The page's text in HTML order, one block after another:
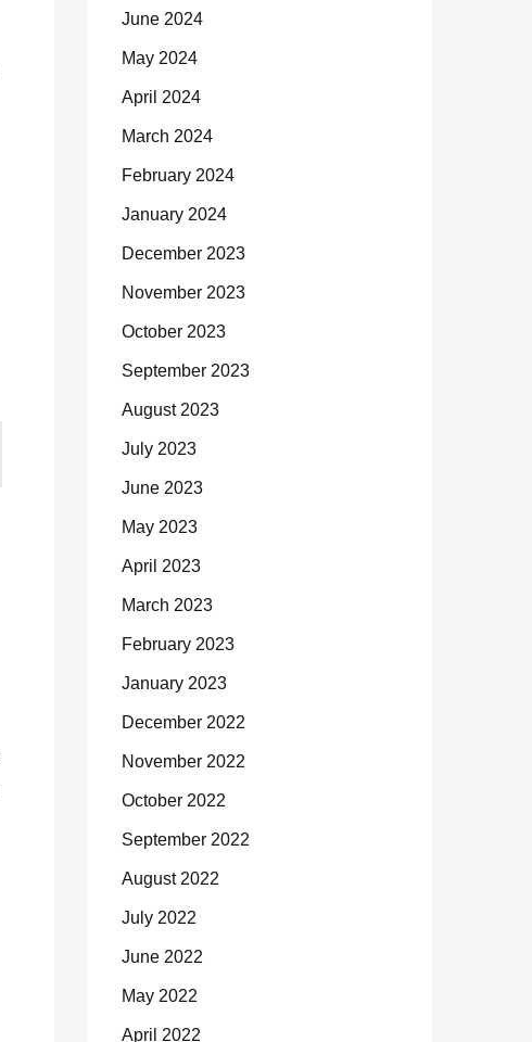
June 2024
May 2024
April 2024
March 2024
February 2024
January 2024
December 2023
November 2023
October 2023
September 2023
August 2023
July 2023
June 2023
May 2023
April 2023
March 2023
February 2023
January 2023
December 2022
November 2022
October 2022
September 2022
August 2022
July 2022
June 2022
May 2022
April 2022